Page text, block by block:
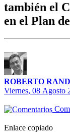
también el
en el Plan
ROBERTO
Viernes, 08 Agosto
Enlace copiado